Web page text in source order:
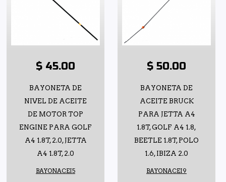
$ 45.00
BAYONETA DE
NIVEL DE ACEITE
DE MOTOR TOP
ENGINE PARA GOLF
A4 1.8T, 2.0, JETTA
A4 1.8T, 2.0
BAYONACEI5
$ 50.00
BAYONETA DE
ACEITE BRUCK
PARA JETTA A4
1.8T, GOLF A4 1.8,
BEETLE 1.8T, POLO
1.6, IBIZA 2.0
BAYONACEI9